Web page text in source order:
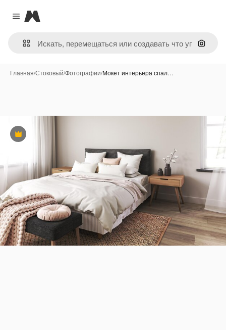
Close menu
Magnific
Поиск
Главная/Стоковый/Фотографии/Мокет интерьера спал…
Премиум